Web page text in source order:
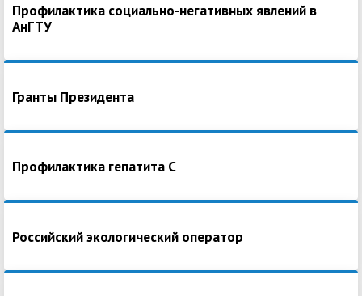
Профилактика социально-негативных явлений в
АнГТУ
Гранты Президента
Профилактика гепатита С
Российский экологический оператор